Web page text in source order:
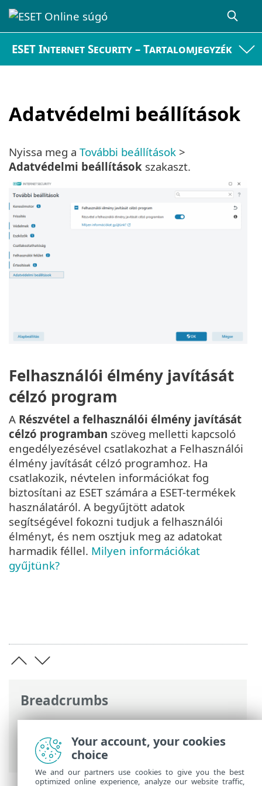
ESET Internet Security – Tartalomjegyzék
Adatvédelmi beállítások
Breadcrumbs
ESET Online súgó>ESET Internet
Security >További beállítások>
Adatvédelmi beállítások
Nyissa meg a További beállítások >
Adatvédelmi beállítások szakaszt.
Felhasználói élmény javítását
célzó program
A Részvétel a felhasználói élmény javítását
célzó programban szöveg melletti kapcsoló
engedélyezésével csatlakozhat a Felhasználói
élmény javítását célzó programhoz. Ha
csatlakozik, névtelen információkat fog
biztosítani az ESET számára a ESET-termékek
használatáról. A begyűjtött adatok
segítségével fokozni tudjuk a felhasználói
élményt, és nem osztjuk meg az adatokat
harmadik féllel. Milyen információkat
gyűjtünk?
Your account, your cookies
choice
We and our partners use cookies to give you the best
optimized online experience, analyze our website traffic,